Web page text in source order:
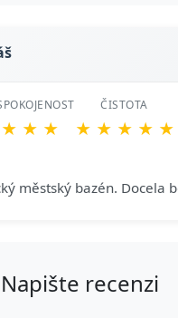
★ ★ ★
ČISTOTA
★ ★ ★ ★ ★
městský bazén. Docela
Napište recenzi